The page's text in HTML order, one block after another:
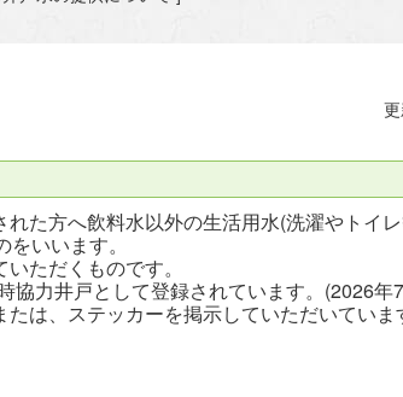
た方へ飲料水以外の生活用水(洗濯やトイ
いいます。
ただくものです。
力井戸として登録されています。(2026年
は、ステッカーを掲示していただいていま